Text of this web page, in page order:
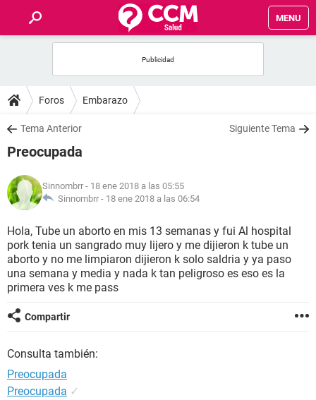
MENU
FOROS
SALUD
NUTRICIÓN
BIENESTAR
SEXUALIDAD
GLOSARIO
Foros Embarazo
Tema Anterior Siguiente Tema
Preocupada
Sinnombrr - 18 ene 2018 a las 05:55
Sinnombrr - 18 ene 2018 a las 06:54
Hola, Tube un aborto en mis 13 semanas y fui Al hospital
pork tenia un sangrado muy lijero y me dijieron k tube un
aborto y no me limpiaron dijieron k solo saldria y ya paso
una semana y media y nada k tan peligroso es eso es la
primera ves k me pass
Compartir
Consulta también:
Preocupada
Preocupada ✓